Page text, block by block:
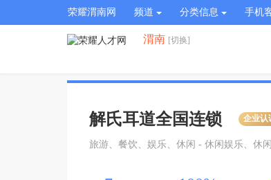
荣耀渭南网 频道 分类信息 手机
渭南 [切换]
解氏耳道全国连锁 企业认
旅游、餐饮、娱乐、休闲 - 休闲娱乐、休